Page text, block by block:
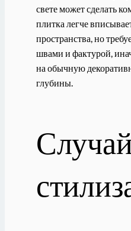
свете может сделать
плитка легче
пространства, но
швами и фактурой,
на обычную
глубины.